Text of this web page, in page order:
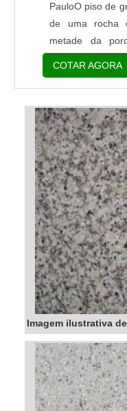
PauloO piso de
de uma rocha
metade da
mármore,
A pedra de
como:
(augite e
outros.O
FORMATOS E
cortado em
COTAR AGORA
Imagem ilustrativa